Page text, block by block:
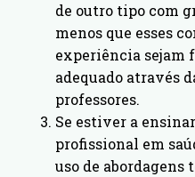
de outro tipo com
menos que esses
experiência sejam
adequado através
professores.
Se estiver a
profissional em
uso de abordagens